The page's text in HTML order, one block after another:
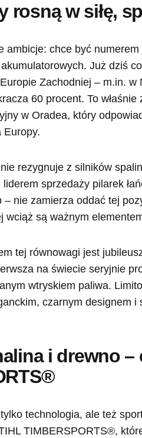
rosną w siłę,
ambicje: chce być
Już dziś
Zachodniej – m.in. w
60 procent. To
w Oradea, który
Europy.
rezygnuje z silników
sprzedaży pilarek
– nie zamierza oddać tej
wciąż są ważnym
tej równowagi jest
na świecie seryjnie
wtryskiem paliwa.
czarnym designem i
i drewno –
technologia, ale też
TIMBERSPORTS®,